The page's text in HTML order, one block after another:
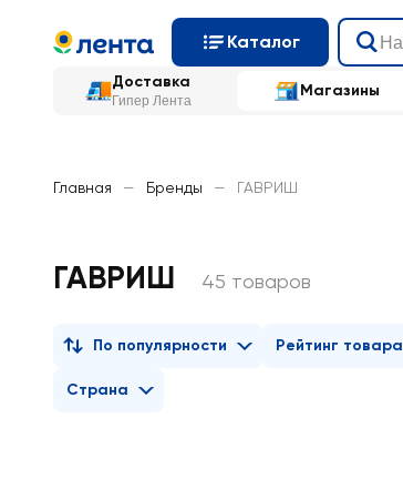
Каталог
Доставка
Гипер Лента
Магазины
Главная — Бренды — ГАВРИШ
ГАВРИШ 45 товаров
По популярности Рейтинг товара
Страна